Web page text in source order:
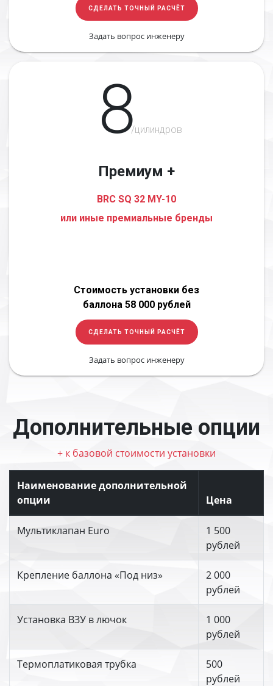
СДЕЛАТЬ ТОЧНЫЙ РАСЧЁТ
Задать вопрос инженеру
8/цилиндров
Премиум +
BRC SQ 32 MY-10
или иные премиальные бренды
Стоимость установки без
баллона 58 000 рублей
СДЕЛАТЬ ТОЧНЫЙ РАСЧЁТ
Задать вопрос инженеру
Дополнительные опции
+ к базовой стоимости установки
Наименование дополнительной
опции
Цена
Мультиклапан Euro
1 500
рублей
Крепление баллона «Под низ»
2 000
рублей
Установка ВЗУ в лючок
1 000
рублей
Термоплатиковая трубка
500
рублей